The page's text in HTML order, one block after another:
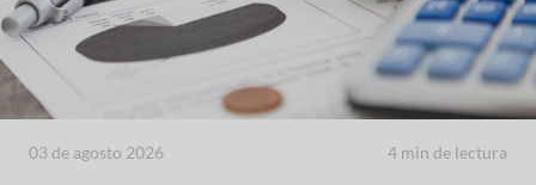
03 de agosto 2026 4 min de lectura